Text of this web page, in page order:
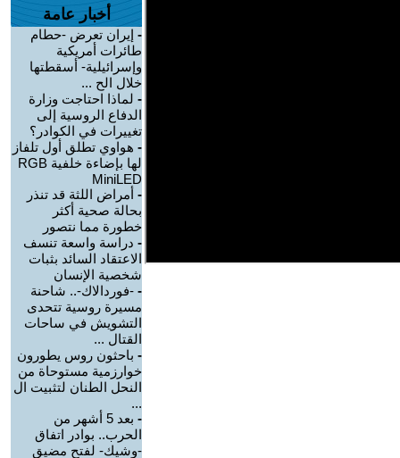
أخبار عامة
- إيران تعرض -حطام
طائرات أمريكية
وإسرائيلية- أسقطتها
خلال الح ...
- لماذا احتاجت وزارة
الدفاع الروسية إلى
تغييرات في الكوادر؟
- هواوي تطلق أول تلفاز
لها بإضاءة خلفية RGB
MiniLED
- أمراض اللثة قد تنذر
بحالة صحية أكثر
خطورة مما نتصور
- دراسة واسعة تنسف
الاعتقاد السائد بثبات
شخصية الإنسان
- -فوردالاك-.. شاحنة
مسيرة روسية تتحدى
التشويش في ساحات
القتال ...
- باحثون روس يطورون
خوارزمية مستوحاة من
النحل الطنان لتثبيت ال
...
-
بعد 5 أشهر من
الحرب.. بوادر اتفاق
-وشيك- لفتح مضيق